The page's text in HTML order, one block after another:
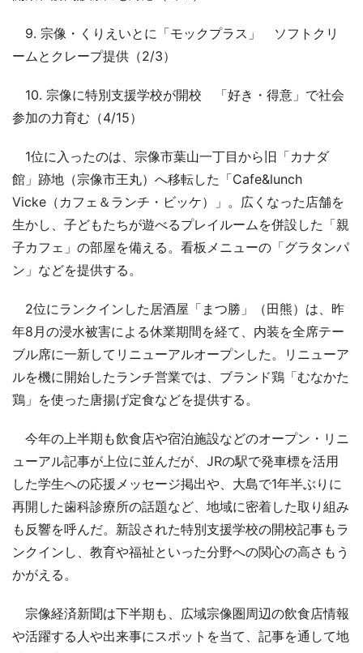
9. 宗像・くりえいとに「モックプラス」 ソフトクリ
ームとクレープ提供（2/3）
10. 宗像に特別支援学校が開校 「好き・得意」で社会
参加の力育む（4/15）
1位に入ったのは、宗像市葉山一丁目から旧「カナダ
館」跡地（宗像市王丸）へ移転した「Cafe&lunch
Vicke（カフェ＆ランチ・ビッケ）」。広くなった店舗を
生かし、子どもたちが遊べるプレイルームを併設した「親
子カフェ」の部屋を備える。看板メニューの「グラタンパ
ン」などを提供する。
2位にランクインした居酒屋「まつ勝」（田熊）は、昨
年8月の浸水被害による休業期間を経て、内装を全席テー
ブル席に一新してリニューアルオープンした。リニューア
ルを機に開始したランチ営業では、ブランド鶏「むなかた
鶏」を使った唐揚げ定食などを提供する。
今年の上半期も飲食店や宿泊施設などのオープン・リニ
ューアル記事が上位に並んだが、JRの駅で発車標を活用
した学生への応援メッセージ掲出や、大島で1年半ぶりに
再開した歯科診療所の話題など、地域に密着した取り組み
も反響を呼んだ。新設された特別支援学校の開校記事もラ
ンクインし、教育や福祉といった分野への関心の高さもう
かがえる。
宗像経済新聞は下半期も、広域宗像圏周辺の飲食店情報
や活躍する人や出来事にスポットを当て、記事を通して地